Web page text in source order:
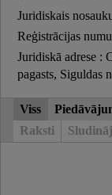
Juridiskais
Reģistrācijas
Juridiskā adrese :
pagasts, Siguldas
Viss
Raksti